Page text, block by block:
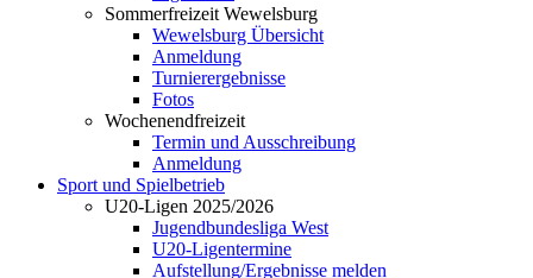
Sommerfreizeit Wewelsburg
Wewelsburg Übersicht
Anmeldung
Turnierergebnisse
Fotos
Wochenendfreizeit
Termin und Ausschreibung
Anmeldung
Sport und Spielbetrieb
U20-Ligen 2025/2026
Jugendbundesliga West
U20-Ligentermine
Aufstellung/Ergebnisse melden